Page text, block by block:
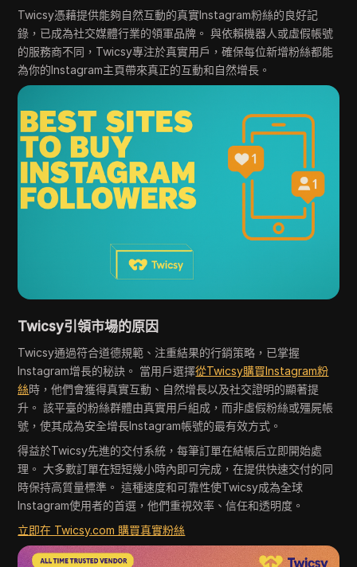
Twicsy憑藉提供能夠自然互動的真實Instagram粉絲的良好記
錄，已成為社交媒體行業的領軍品牌。 與依賴機器人或虛假帳號
的服務商不同，Twicsy專注於真實用戶，確保每位新增粉絲都能
為你的Instagram主頁帶來真正的互動和自然增長。
Twicsy引領市場的原因
Twicsy通過符合道德規範、注重結果的行銷策略，已掌握
Instagram增長的秘訣。 當用戶選擇從Twicsy購買Instagram粉
絲時，他們會獲得真實互動、自然增長以及社交證明的顯著提
升。 該平臺的粉絲群體由真實用戶組成，而非虛假粉絲或殭屍帳
號，使其成為安全增長Instagram帳號的最有效方式。
得益於Twicsy先進的交付系統，每筆訂單在結帳后立即開始處
理。 大多數訂單在短短幾小時內即可完成，在提供快速交付的同
時保持高質量標準。 這種速度和可靠性使Twicsy成為全球
Instagram使用者的首選，他們重視效率、信任和透明度。
立即在 Twicsy.com 購買真實粉絲